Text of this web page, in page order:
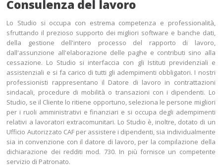
Consulenza del lavoro
Lo Studio si occupa con estrema competenza e professionalità,
sfruttando il prezioso supporto dei migliori software e banche dati,
della gestione dell'intero processo del rapporto di lavoro,
dall'assunzione all'elaborazione delle paghe e contributi sino alla
cessazione. Lo Studio si interfaccia con gli Istituti previdenziali e
assistenziali e si fa carico di tutti gli adempimenti obbligatori. I nostri
professionisti rappresentano il Datore di lavoro in contrattazioni
sindacali, procedure di mobilità o transazioni con i dipendenti. Lo
Studio, se il Cliente lo ritiene opportuno, seleziona le persone migliori
per i ruoli amministrativi e finanziari e si occupa degli adempimenti
relativi a lavoratori extracomunitari. Lo Studio è, inoltre, dotato di un
Ufficio Autorizzato CAF per assistere i dipendenti, sia individualmente
sia in convenzione con il datore di lavoro, per la compilazione della
dichiarazione dei redditi mod. 730. In più fornisce un competente
servizio di Patronato.